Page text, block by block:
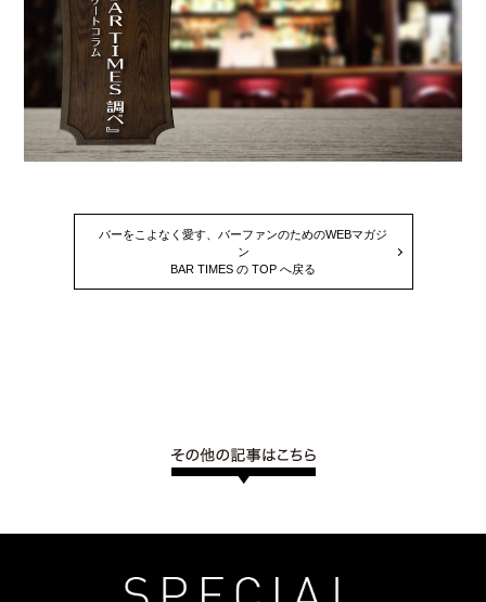
バーをこよなく愛す、バーファンのためのWEBマガジ
ン
BAR TIMES の TOP へ戻る